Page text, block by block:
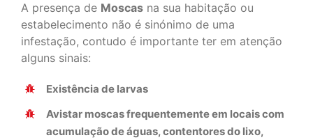
A presença de Moscas na sua habitação ou
estabelecimento não é sinónimo de uma
infestação, contudo é importante ter em atenção
alguns sinais:
Existência de larvas
Avistar moscas frequentemente em locais com
acumulação de águas, contentores do lixo,